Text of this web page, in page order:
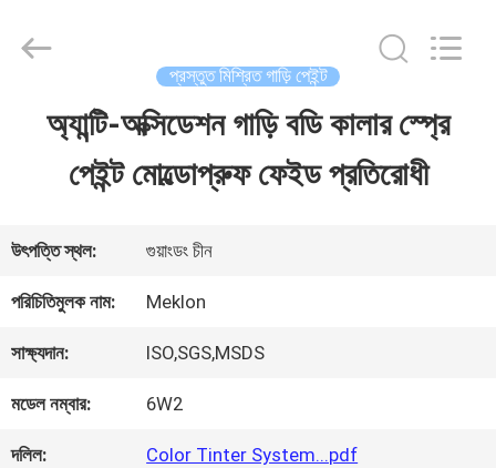
ভিডিও
আমাদের
সম্পর্কে
Chemical
প্রস্তুত মিশ্রিত গাড়ি পেইন্ট
অ্যান্টি-অক্সিডেশন গাড়ি বডি কালার স্প্রে
পেইন্ট মোল্ডোপ্রুফ ফেইড প্রতিরোধী
উৎপত্তি স্থল: গুয়াংডং চীন
পরিচিতিমুলক নাম: Meklon
সাক্ষ্যদান: ISO,SGS,MSDS
মডেল নম্বার: 6W2
দলিল: Color Tinter System...pdf